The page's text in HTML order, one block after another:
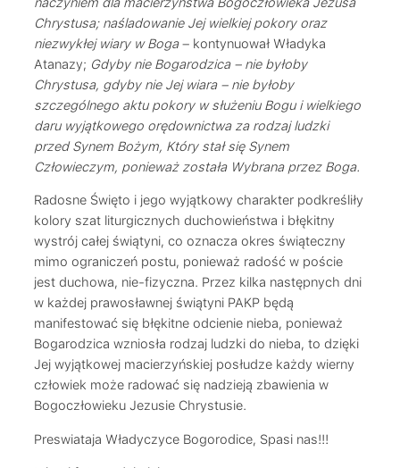
Chrystusa; naśladowanie Jej wielkiej pokory oraz
niezwykłej wiary w Boga– kontynuował Władyka
Atanazy; Gdyby nie Bogarodzica – nie byłoby
Chrystusa, gdyby nie Jej wiara – nie byłoby
szczególnego aktu pokory w służeniu Bogu i wielkiego
daru wyjątkowego orędownictwa za rodzaj ludzki
przed Synem Bożym, Który stał się Synem
Człowieczym, ponieważ została Wybrana przez Boga.
Radosne Święto i jego wyjątkowy charakter podkreśliły
kolory szat liturgicznych duchowieństwa i błękitny
wystrój całej świątyni, co oznacza okres świąteczny
mimo ograniczeń postu, ponieważ radość w poście
jest duchowa, nie-fizyczna. Przez kilka następnych dni
w każdej prawosławnej świątyni PAKP będą
manifestować się błękitne odcienie nieba, ponieważ
Bogarodzica wzniosła rodzaj ludzki do nieba, to dzięki
Jej wyjątkowej macierzyńskiej posłudze każdy wierny
człowiek może radować się nadzieją zbawienia w
Bogoczłowieku Jezusie Chrystusie.
Preswiataja Władyczyce Bogorodice, Spasi nas!!!